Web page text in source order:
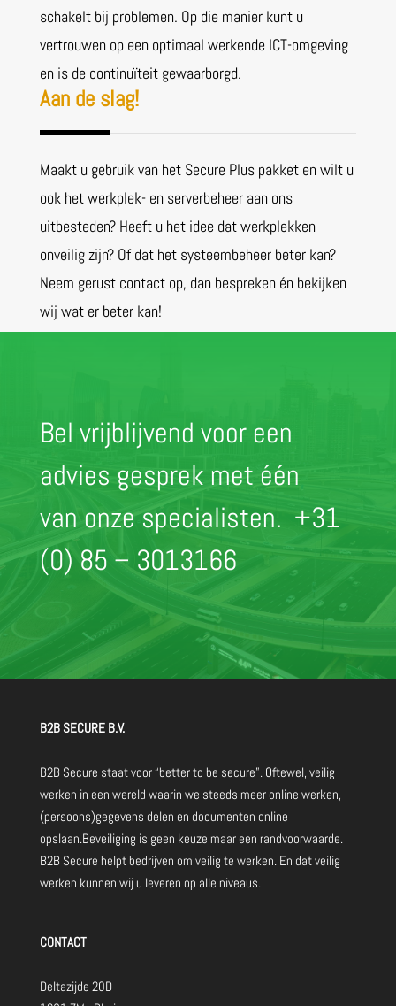
schakelt bij problemen. Op die manier kunt u
vertrouwen op een optimaal werkende ICT-omgeving
en is de continuïteit gewaarborgd.
Aan de slag!
Maakt u gebruik van het Secure Plus pakket en wilt u
ook het werkplek- en serverbeheer aan ons
uitbesteden? Heeft u het idee dat werkplekken
onveilig zijn? Of dat het systeembeheer beter kan?
Neem gerust contact op, dan bespreken én bekijken
wij wat er beter kan!
Bel vrijblijvend voor een
advies gesprek met één
van onze specialisten. +31
(0) 85 – 3013166
B2B SECURE B.V.
B2B Secure staat voor “better to be secure”. Oftewel, veilig
werken in een wereld waarin we steeds meer online werken,
(persoons)gegevens delen en documenten online
opslaan.Beveiliging is geen keuze maar een randvoorwaarde.
B2B Secure helpt bedrijven om veilig te werken. En dat veilig
werken kunnen wij u leveren op alle niveaus.
CONTACT
Deltazijde 20D